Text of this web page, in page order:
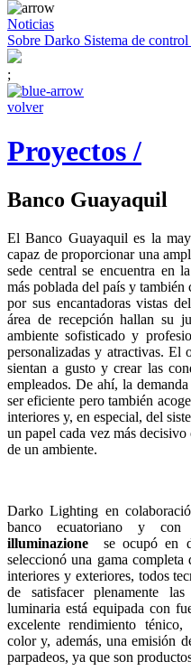
Noticias
Sobre Darko Sistema de control
;
volver
Proyectos /
Banco Guayaquil
El Banco Guayaquil es la
capaz de proporcionar una
sede central se encuentra en
más poblada del país y
por sus encantadoras vistas
área de recepción hallan su
ambiente sofisticado y
personalizadas y atractivas. El
sientan a gusto y crear las
empleados. De ahí, la
ser eficiente pero también
interiores y, en especial, del
un papel cada vez más
de un ambiente.
Darko Lighting en
banco ecuatoriano y
illuminazione
se ocupó en
seleccionó una gama
interiores y exteriores, todos
de satisfacer plenamente
luminaria está equipada con
excelente rendimiento
color y, además, una emisión
parpadeos, ya que son